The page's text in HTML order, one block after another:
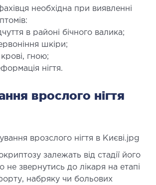
обличчя
І ДЕРМАТОЛОГІЯ
необхідна при виявленні
в районі бічного валика;
шкіри;
гною;
нігтя.
врослого нігтя
залежать від стадії його
не звернутись до лікаря на етапі
набряку чи больових